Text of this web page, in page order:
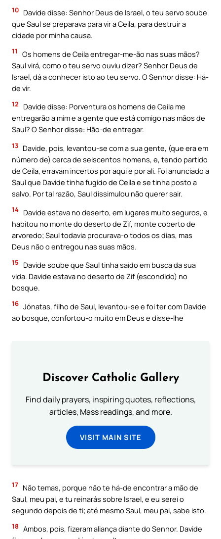
10 Davide disse: Senhor Deus de Israel, o teu servo soube
que Saul se preparava para vir a Ceila, para destruir a
cidade por minha causa.
11
Os homens de Ceila entregar-me-ão nas suas mãos?
Saul virá, como o teu servo ouviu dizer? Senhor Deus de
Israel, dá a conhecer isto ao teu servo. O Senhor disse: Há-
de vir.
12
Davide disse: Porventura os homens de Ceila me
entregarão a mim e a gente que está comigo nas mãos de
Saul? O Senhor disse: Hão-de entregar.
13 Davide, pois, levantou-se com a sua gente, (que era em
número de) cerca de seiscentos homens, e, tendo partido
de Ceila, erravam incertos por aqui e por ali. Foi anunciado a
Saul que Davide tinha fugido de Ceila e se tinha posto a
salvo. Por tal razão, Saul dissimulou não querer sair.
14 Davide estava no deserto, em lugares muito seguros, e
habitou no monte do deserto de Zif, monte coberto de
arvoredo; Saul todavia procurava-o todos os dias, mas
Deus não o entregou nas suas mãos.
15
Davide soube que Saul tinha saído em busca da sua
vida. Davide estava no deserto de Zif (escondido) no
bosque.
16 Jónatas, filho de Saul, levantou-se e foi ter com Davide
ao bosque, confortou-o muito em Deus e disse-lhe
Discover Catholic Gallery
Find daily prayers, inspiring quotes, reflections,
articles, Mass readings, and more.
VISIT MAIN SITE
17 Não temas, porque não te há-de encontrar a mão de
Saul, meu pai, e tu reinarás sobre Israel, e eu serei o
segundo depois de ti; até mesmo Saul, meu pai, sabe isto.
18 Ambos, pois, fizeram aliança diante do Senhor. Davide